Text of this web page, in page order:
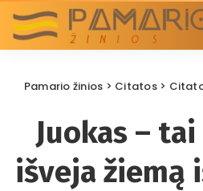
Pamario žinios > Citatos>
Juokas –
išveja žiemą